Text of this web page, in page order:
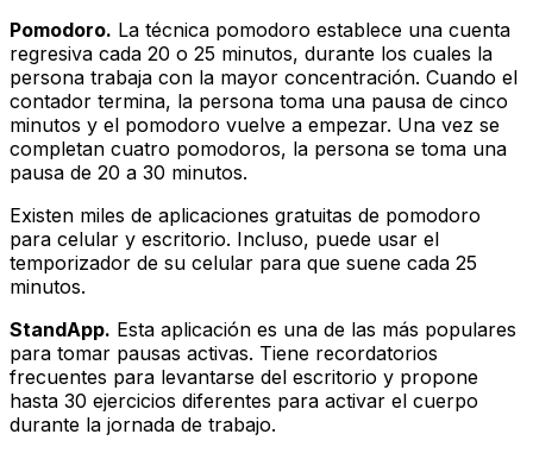
Pomodoro. La técnica pomodoro establece una cuenta
regresiva cada 20 o 25 minutos, durante los cuales la
persona trabaja con la mayor concentración. Cuando el
contador termina, la persona toma una pausa de cinco
minutos y el pomodoro vuelve a empezar. Una vez se
completan cuatro pomodoros, la persona se toma una
pausa de 20 a 30 minutos.
Existen miles de aplicaciones gratuitas de pomodoro
para celular y escritorio. Incluso, puede usar el
temporizador de su celular para que suene cada 25
minutos.
StandApp. Esta aplicación es una de las más populares
para tomar pausas activas. Tiene recordatorios
frecuentes para levantarse del escritorio y propone
hasta 30 ejercicios diferentes para activar el cuerpo
durante la jornada de trabajo.